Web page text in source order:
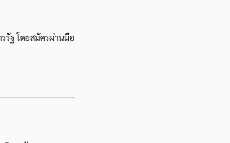
รัฐ โดยสมัครผ่านมือ